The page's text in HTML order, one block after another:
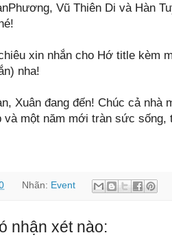
Vũ Thiên Di và Hàn
xin nhắn cho Hớ title kèm
nha!
Xuân đang đến! Chúc cả nhà
và một năm mới tràn sức sống,
Nhãn: Event
nhận xét nào: